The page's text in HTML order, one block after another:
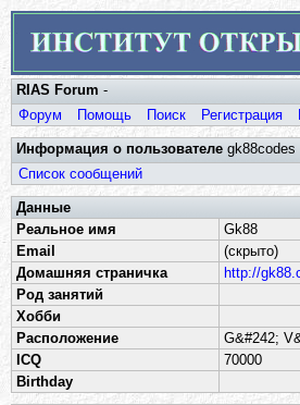
RIAS Forum -
Форум
Помощь Поиск Регистрация
Информация о пользователе gk88codes
Список сообщений
Данные
Реальное имя
Gk88
Email
(скрыто)
Домашняя страничка
http://
Род занятий
Хобби
Расположение
G&#242;
ICQ
70000
Birthday